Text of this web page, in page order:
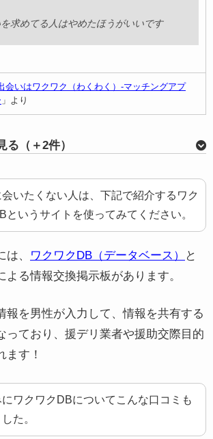
求めてる人はやめたほうがいいです
会いはワクワク（わくわく）-マッチングアプ
」より
る（＋2件）
リで結構な課金しているのに全然出会えな
ジ来たと思ったら、業者とか援交目的のバ
思う。このアプリにはまともな奴がいな
プリで無駄金使うくらいならコンビニで飯買
い。
会いはワクワク（わくわく）-マッチングアプ
」より
いたくない人は、下記で紹介するワク
というサイトを使ってみてください。
、 ワクワクDB（データベース）
と
よる情報交換掲示板があります。
報を男性が入力して、情報を共有する
っており、援デリ業者や援助交際目的
ます！
にワクワクDBについてこんな口コミも
た。